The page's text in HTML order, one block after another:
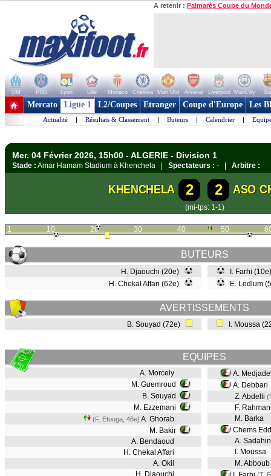
A retenir : Palmarès Coupe du
OM PSG Lyon Lille Monaco Chelsea Man Utd Arsenal Liverpool ManCity
+ de clubs
Mercato Ligue 1 L2/Coupes Etranger Coupe d'Europe Les
Actualité | Résultats & Classement | Buteurs | Calendrier |
Mer. 04 Février 2026, 15h00 - ALGERIE - Division 1
Stade : Amar Hamam Stadium à Khenchela | Spectateurs : - | Arbitre :
KHENCHELA 2 2 ASO
(mi-tps: 1-1)
1 10 20 30 40 50
BUTEURS
H. Djaouchi (20e)
H. Chekal Affari (62e)
I. Farhi
E. Ledlum
AVERTISSEMENTS
B. Souyad (72e) I. Moussa
EQUIPES
A. Morcely
M. Guemroud
B. Souyad
M. Ezzemani
(F. Etouga, 46e) A. Ghorab
M. Bakir
A. Bendaoud
H. Chekal Affari
A. Okil
H. Djaouchi
A.
A. Debbari
Z. Abdelli
F.
M. Barka
Chems
A.
I. Moussa
M. Abboub